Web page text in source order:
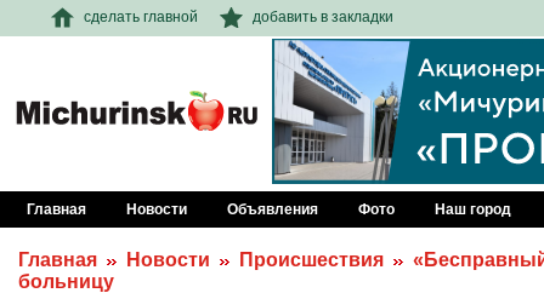
сделать главной добавить в закладки
Главная Новости Объявления Фото Наш город
Главная Новости Происшествия
больницу